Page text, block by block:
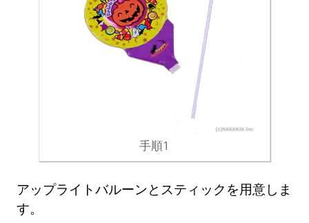
手順1
アップライトバルーンとスティックを用意しま
す。